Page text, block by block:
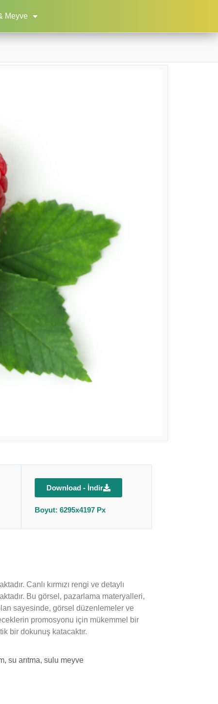
Meyve
Download - İndir
Boyut: 6295x4197 Px
Canlı kırmızı rengi ve detaylı
Bu görsel, pazarlama materyalleri,
sayesinde, görsel düzenlemeler ve
promosyonu için mükemmel bir
bir dokunuş katacaktır.
, su arıtma, sulu meyve